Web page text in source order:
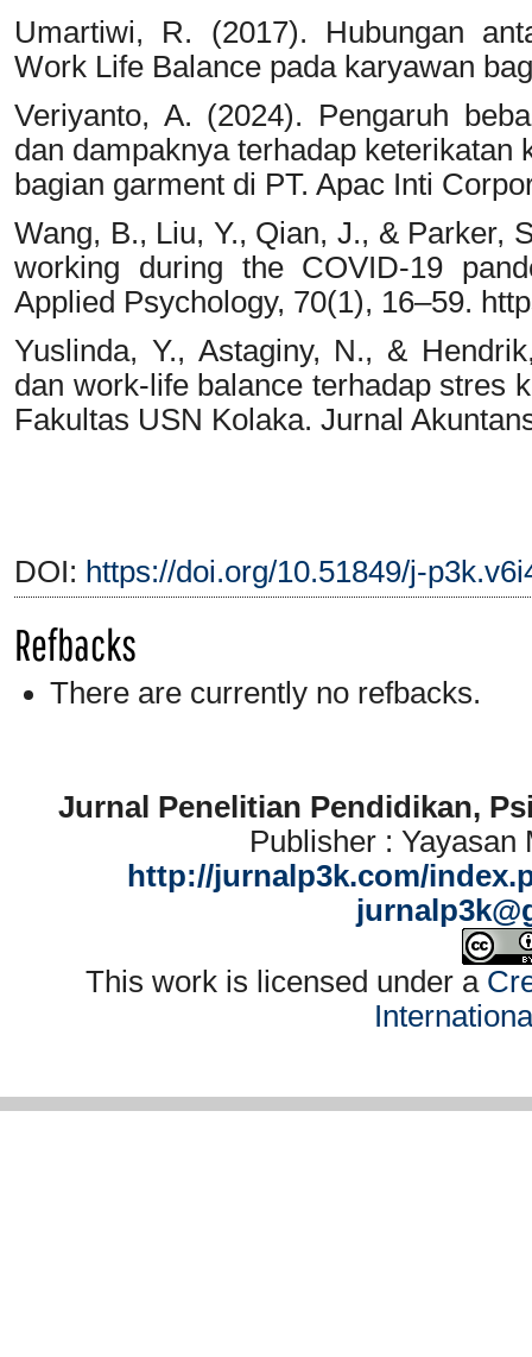
Umartiwi, R. (2017). Hubungan
Work Life Balance pada karyawan
Veriyanto, A. (2024). Pengaruh
dan dampaknya terhadap
bagian garment di PT. Apac Inti
Wang, B., Liu, Y., Qian, J., & Parker,
working during the COVID-19
Applied Psychology, 70(1), 16–59.
Yuslinda, Y., Astaginy, N., &
dan work-life balance terhadap stres
Fakultas USN Kolaka. Jurnal
DOI: https://doi.org/10.51849/j-
Refbacks
There are currently no refbacks.
Jurnal Penelitian Pendidikan,
Publisher : Yayasan
http://jurnalp3k.com/
This work is licensed under a